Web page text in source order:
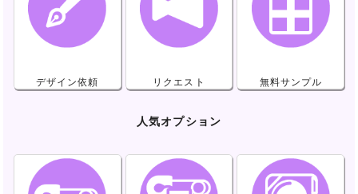
デザイン依頼 リクエスト 無料サンプル
人気オプション